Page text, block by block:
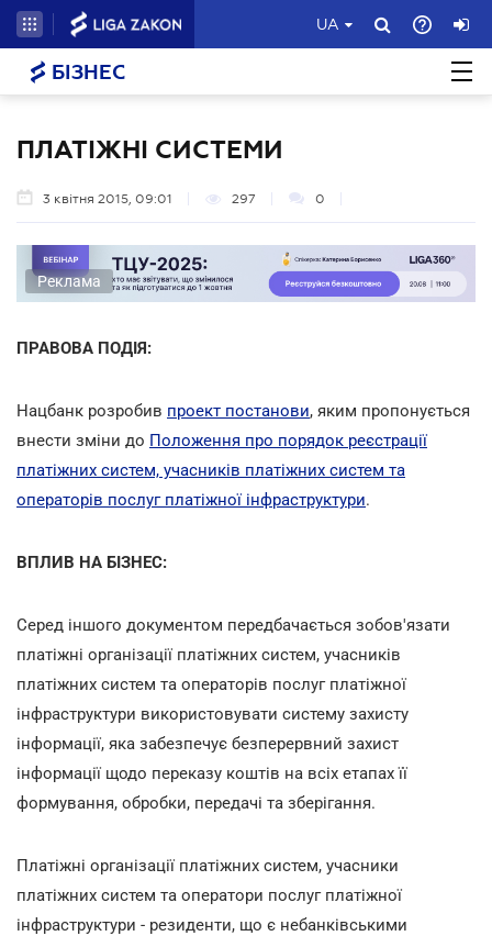
UA
БІЗНЕС
ПЛАТІЖНІ СИСТЕМИ
3 квітня 2015, 09:01 297 0
Реклама
ПРАВОВА ПОДІЯ:
Нацбанк розробив проект постанови, яким пропонується
внести зміни до Положення про порядок реєстрації
платіжних систем, учасників платіжних систем та
операторів послуг платіжної інфраструктури.
ВПЛИВ НА БІЗНЕС:
Серед іншого документом передбачається зобов'язати
платіжні організації платіжних систем, учасників
платіжних систем та операторів послуг платіжної
інфраструктури використовувати систему захисту
інформації, яка забезпечує безперервний захист
інформації щодо переказу коштів на всіх етапах її
формування, обробки, передачі та зберігання.
Платіжні організації платіжних систем, учасники
платіжних систем та оператори послуг платіжної
інфраструктури - резиденти, що є небанківськими